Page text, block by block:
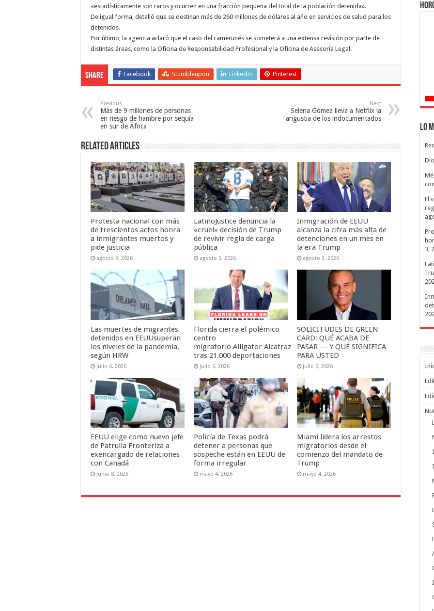
«estadísticamente son raros y ocurren en una fracción pequeña del total de la población detenida».
De igual forma, detalló que se destinan más de 260 millones de dólares al año en servicios de salud para los
detenidos.
Por último, la agencia aclaró que el caso del camerunés se someterá a una extensa revisión por parte de
distintas áreas, como la Oficina de Responsabilidad Profesional y la Oficina de Asesoría Legal.
Share Facebook Stumbleupon LinkedIn Pinterest
Previous
Más de 9 millones de personas
en riesgo de hambre por sequía
en sur de África
Next
Selena Gómez lleva a Netflix la
angustia de los indocumentados
Related Articles
Protesta nacional con más
de trescientos actos honra
a inmigrantes muertos y
pide justicia
agosto 3, 2026
LatinoJustice denuncia la
«cruel» decisión de Trump
de revivir regla de carga
pública
agosto 3, 2026
Inmigración de EEUU
alcanza la cifra más alta de
detenciones en un mes en
la era Trump
agosto 3, 2026
Las muertes de migrantes
detenidos en EEUUsuperan
los niveles de la pandemia,
según HRW
julio 6, 2026
Florida cierra el polémico
centro
migratorio Alligator Alcatraz
tras 21.000 deportaciones
julio 6, 2026
SOLICITUDES DE GREEN
CARD: QUÉ ACABA DE
PASAR — Y QUÉ SIGNIFICA
PARA USTED
julio 6, 2026
EEUU elige como nuevo jefe
de Patrulla Fronteriza a
exencargado de relaciones
con Canadá
junio 8, 2026
Policía de Texas podrá
detener a personas que
sospeche están en EEUU de
forma irregular
mayo 4, 2026
Miami lidera los arrestos
migratorios desde el
comienzo del mandato de
Trump
mayo 4, 2026
Lo
El
3,